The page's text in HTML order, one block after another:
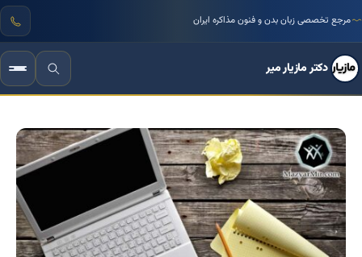
مرجع تخصصی زبان بدن و فنون مذاکره ایران
دکتر مازیار میر